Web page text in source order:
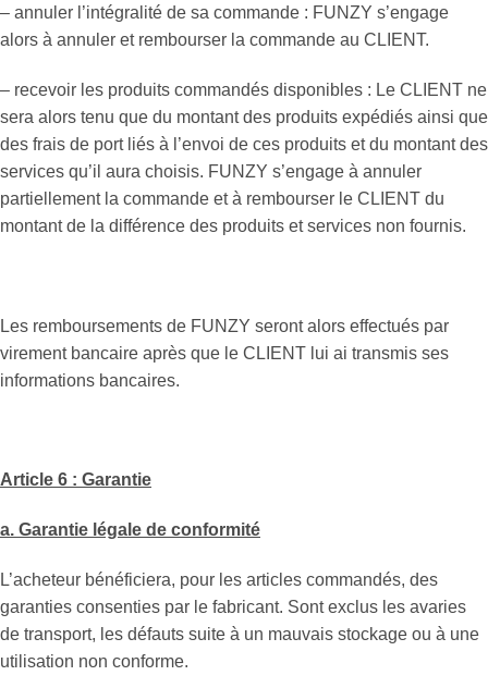
– annuler l’intégralité de sa commande : FUNZY s’engage
alors à annuler et rembourser la commande au CLIENT.
– recevoir les produits commandés disponibles : Le CLIENT ne
sera alors tenu que du montant des produits expédiés ainsi que
des frais de port liés à l’envoi de ces produits et du montant des
services qu’il aura choisis. FUNZY s’engage à annuler
partiellement la commande et à rembourser le CLIENT du
montant de la différence des produits et services non fournis.
Les remboursements de FUNZY seront alors effectués par
virement bancaire après que le CLIENT lui ai transmis ses
informations bancaires.
Article 6 : Garantie
a. Garantie légale de conformité
L’acheteur bénéficiera, pour les articles commandés, des
garanties consenties par le fabricant. Sont exclus les avaries
de transport, les défauts suite à un mauvais stockage ou à une
utilisation non conforme.